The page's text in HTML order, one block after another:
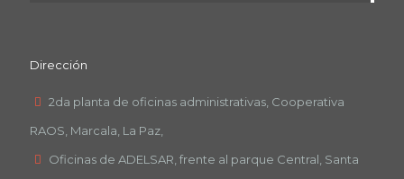
Dirección
2da planta de oficinas administrativas, Cooperativa
RAOS, Marcala, La Paz,
Oficinas de ADELSAR, frente al parque Central, Santa